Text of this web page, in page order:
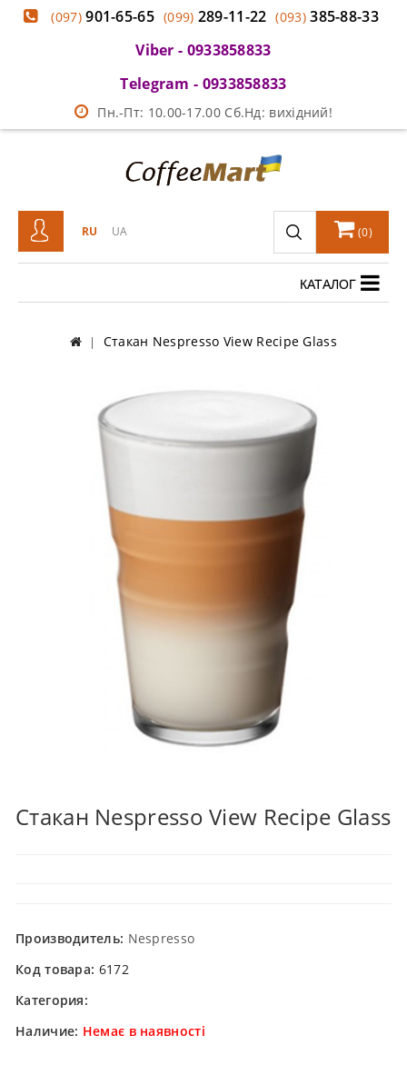
(097)901-65-65 (099) 289-11-22 (093)385-88-33
Viber - 0933858833
Telegram - 0933858833
Пн.-Пт: 10.00-17.00 Сб.Нд: вихідний!
RU UA (0)
КАТАЛОГ
Стакан Nespresso View Recipe Glass
Стакан Nespresso View Recipe Glass
Производитель: Nespresso
Код товара: 6172
Категория:
Наличие: Немає в наявності